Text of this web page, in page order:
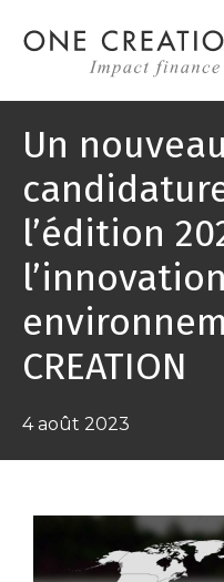
Un
l’édition
l’innovation
CREATION
4 août 2023